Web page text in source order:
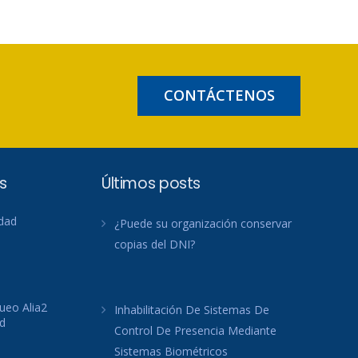
CONTÁCTENOS
Alia2
Últimos posts
¿Puede su organización conservar
copias del DNI?
Inhabilitación De Sistemas De
Control De Presencia Mediante
Sistemas Biométricos